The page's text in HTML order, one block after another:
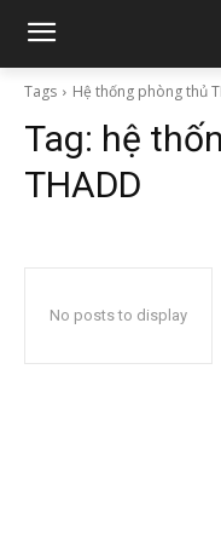
Tags Hệ thống phòng thủ
Tag: hệ
THADD
No posts to display